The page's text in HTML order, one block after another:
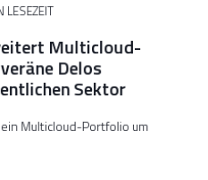
LESEZEIT
Multicloud-
Delos
Sektor
Multicloud-Portfolio um